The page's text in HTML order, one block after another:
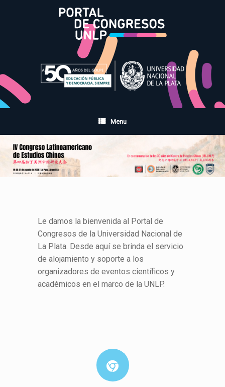
Menu
Le damos la bienvenida al Portal de
Congresos de la Universidad Nacional de
La Plata. Desde aquí se brinda el servicio
de alojamiento y soporte a los
organizadores de eventos científicos y
académicos en el marco de la UNLP.